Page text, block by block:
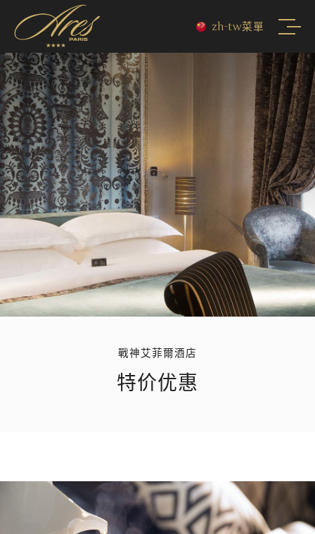
zh-tw菜單
戰神艾菲爾酒店
特价优惠